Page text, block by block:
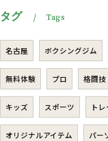
タグ Tags
名古屋 ボクシングジム
無料体験 プロ 格闘技
キッズ スポーツ ト
オリジナルアイテム パー